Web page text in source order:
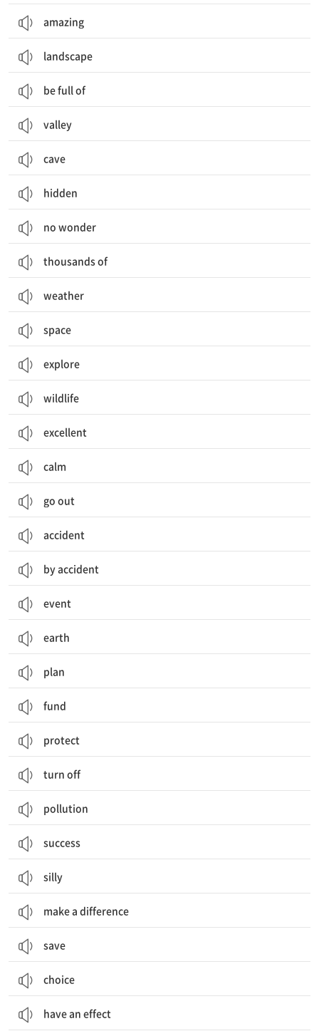
amazing
landscape
be full of
valley
cave
hidden
no wonder
thousands of
weather
space
explore
wildlife
excellent
calm
go out
accident
by accident
event
earth
plan
fund
protect
turn off
pollution
success
silly
make a difference
save
choice
have an effect